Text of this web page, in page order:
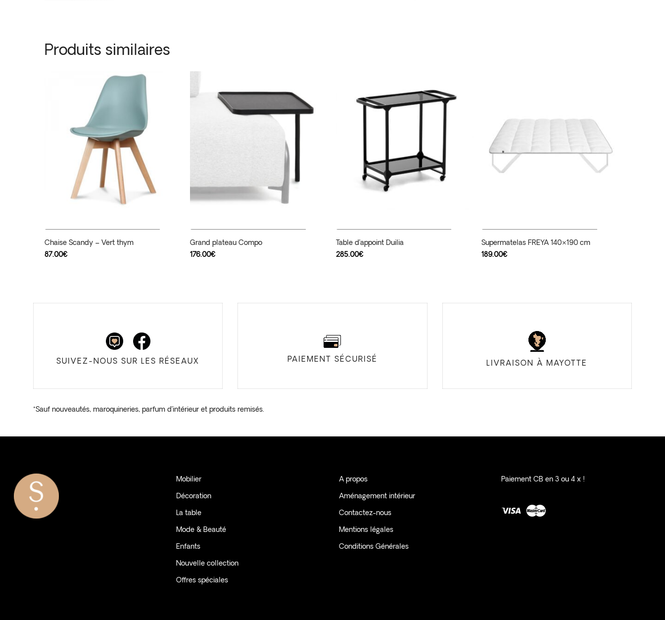
Produits similaires
Ajouter Au Panier
Chaise Scandy – Vert thym
87.00€
Ajouter Au Panier
Grand plateau Compo
176.00€
Ajouter Au Panier
Table d’appoint Duilia
285.00€
Ajouter Au Panier
Supermatelas FREYA 140×190 cm
189.00€
SUIVEZ-NOUS SUR LES RÉSEAUX PAIEMENT SÉCURISÉ
LIVRAISON À MAYOTTE
*Sauf nouveautés, maroquineries, parfum d’intérieur et produits remisés.
Mobilier
Décoration
La table
Mode & Beauté
Enfants
Nouvelle collection
Offres spéciales
A propos
Aménagement intérieur
Contactez-nous
Mentions légales
Conditions Générales
Paiement CB en 3 ou 4 x !